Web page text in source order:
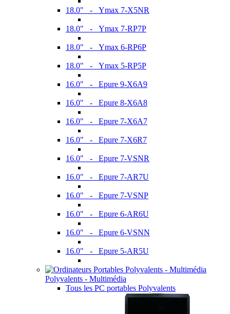
18.0" - Ymax 7-X5NR
18.0" - Ymax 7-RP7P
18.0" - Ymax 6-RP6P
18.0" - Ymax 5-RP5P
16.0" - Epure 9-X6A9
16.0" - Epure 8-X6A8
16.0" - Epure 7-X6A7
16.0" - Epure 7-X6R7
16.0" - Epure 7-VSNR
16.0" - Epure 7-AR7U
16.0" - Epure 7-VSNP
16.0" - Epure 6-AR6U
16.0" - Epure 6-VSNN
16.0" - Epure 5-AR5U
Polyvalents - Multimédia
Tous les PC portables Polyvalents